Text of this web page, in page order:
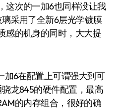
这次的一加6也同样没让我
采用了全新6层光学镀膜
感的机身的同时，大大提
6在配置上可谓强大到可
龙845的硬件配置，最高
的内存组合，很好的确